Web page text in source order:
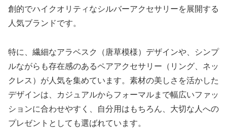
創的でハイクオリティなシルバーアクセサリーを展開する
人気ブランドです。
特に、繊細なアラベスク（唐草模様）デザインや、シンプ
ルながらも存在感のあるペアアクセサリー（リング、ネッ
クレス）が人気を集めています。素材の美しさを活かした
デザインは、カジュアルからフォーマルまで幅広いファッ
ションに合わせやすく、自分用はもちろん、大切な人への
プレゼントとしても選ばれています。